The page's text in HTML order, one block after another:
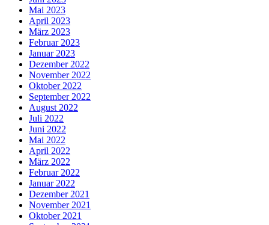
Mai 2023
April 2023
März 2023
Februar 2023
Januar 2023
Dezember 2022
November 2022
Oktober 2022
September 2022
August 2022
Juli 2022
Juni 2022
Mai 2022
April 2022
März 2022
Februar 2022
Januar 2022
Dezember 2021
November 2021
Oktober 2021